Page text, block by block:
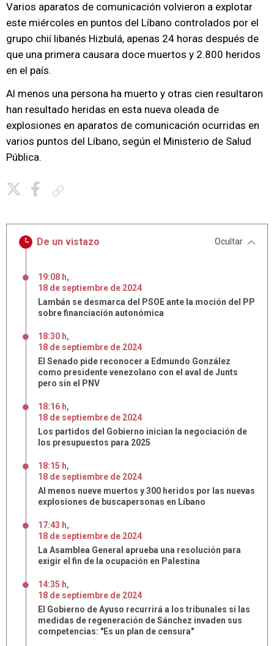
Varios aparatos de comunicación volvieron a explotar
este miércoles en puntos del Líbano controlados por el
grupo chií libanés Hizbulá, apenas 24 horas después de
que una primera causara doce muertos y 2.800 heridos
en el país.
Al menos una persona ha muerto y otras cien resultaron
han resultado heridas en esta nueva oleada de
explosiones en aparatos de comunicación ocurridas en
varios puntos del Líbano, según el Ministerio de Salud
Pública.
De un vistazo Ocultar
19:08 h,
18 de septiembre de 2024
Lambán se desmarca del PSOE ante la moción del PP
sobre financiación autonómica
18:30 h,
18 de septiembre de 2024
El Senado pide reconocer a Edmundo González
como presidente venezolano con el aval de Junts
pero sin el PNV
18:16 h,
18 de septiembre de 2024
Los partidos del Gobierno inician la negociación de
los presupuestos para 2025
18:15 h,
18 de septiembre de 2024
Al menos nueve muertos y 300 heridos por las nuevas
explosiones de buscapersonas en Líbano
17:43 h,
18 de septiembre de 2024
La Asamblea General aprueba una resolución para
exigir el fin de la ocupación en Palestina
14:35 h,
18 de septiembre de 2024
El Gobierno de Ayuso recurrirá a los tribunales si las
medidas de regeneración de Sánchez invaden sus
competencias: "Es un plan de censura"